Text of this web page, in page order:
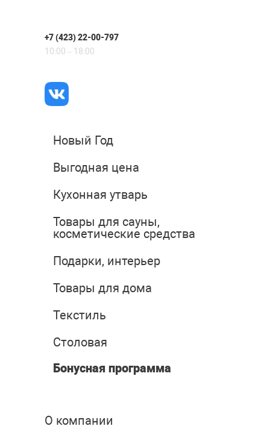
+7 (423) 22-00-797
10:00 – 18:00
Новый Год
Выгодная цена
Кухонная утварь
Товары для сауны,
косметические средства
Подарки, интерьер
Товары для дома
Текстиль
Столовая
Бонусная программа
О компании